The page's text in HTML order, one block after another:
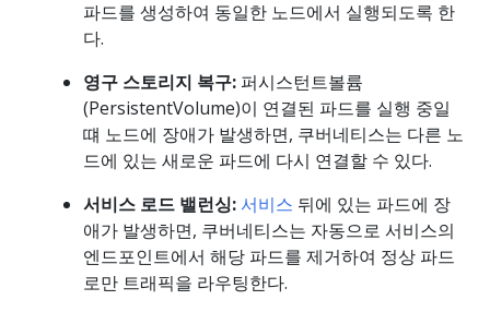
파드를 생성하여 동일한 노드에서 실행되도록 한
다.
영구 스토리지 복구: 퍼시스턴트볼륨
(PersistentVolume)이 연결된 파드를 실행 중일
떄 노드에 장애가 발생하면, 쿠버네티스는 다른 노
드에 있는 새로운 파드에 다시 연결할 수 있다.
서비스 로드 밸런싱:서비스 뒤에 있는 파드에 장
애가 발생하면, 쿠버네티스는 자동으로 서비스의
엔드포인트에서 해당 파드를 제거하여 정상 파드
로만 트래픽을 라우팅한다.